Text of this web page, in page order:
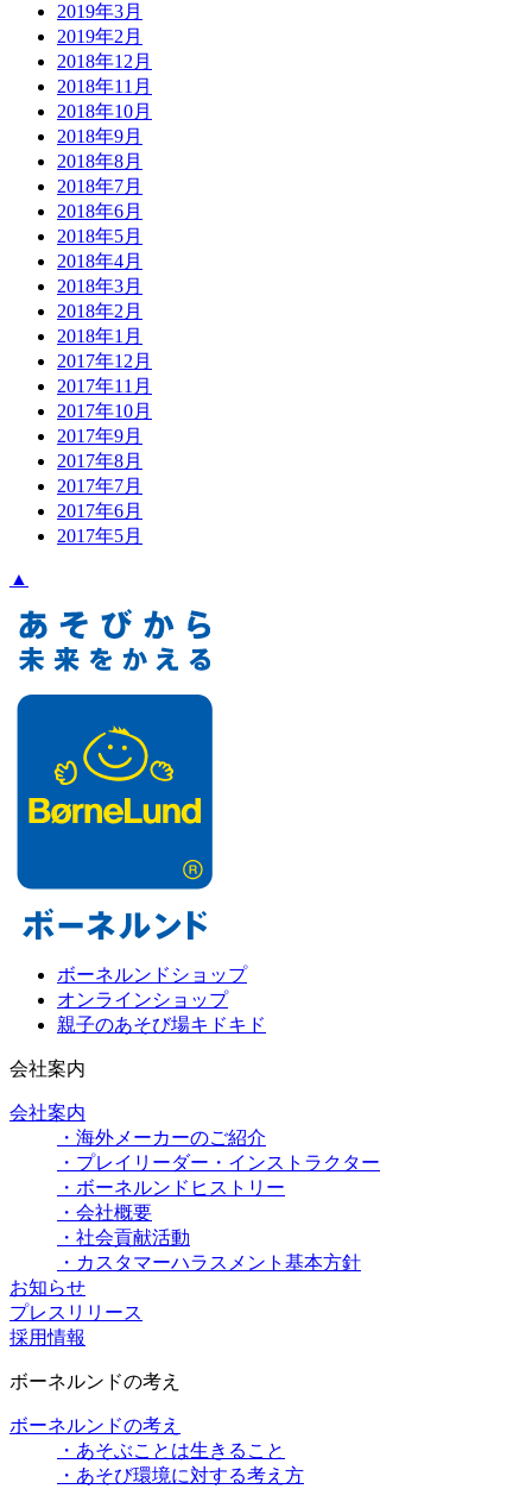
2019年3月
2019年2月
2018年12月
2018年11月
2018年10月
2018年9月
2018年8月
2018年7月
2018年6月
2018年5月
2018年4月
2018年3月
2018年2月
2018年1月
2017年12月
2017年11月
2017年10月
2017年9月
2017年8月
2017年7月
2017年6月
2017年5月
▲
ボーネルンドショップ
オンラインショップ
親子のあそび場キドキド
会社案内
会社案内
・海外メーカーのご紹介
・プレイリーダー・インストラクター
・ボーネルンドヒストリー
・会社概要
・社会貢献活動
・カスタマーハラスメント基本方針
お知らせ
プレスリリース
採用情報
ボーネルンドの考え
ボーネルンドの考え
・あそぶことは生きること
・あそび環境に対する考え方